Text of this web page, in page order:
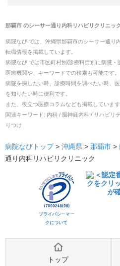
那覇市のシーサー通り内科リハビリクリニッ
病院なび では、 沖縄県那覇市のシーサー通り
転職情報を掲載しています。
病院なび では市区町村別/診療科目別に病院
医療機関や、キーワードでの検索も可能です。
病院を探したい時、診療時間を調べたい時、
を知りたい時に便利です。
また、役立つ医療コラムなども掲載していま
関連キーワード: 内科 / 脳神経内科 / リハビリ
りつけ
病院なびトップ> 沖縄県 > 那覇市 >
通り内科リハビリクリニック
プライバシーマー
クについて
トップ